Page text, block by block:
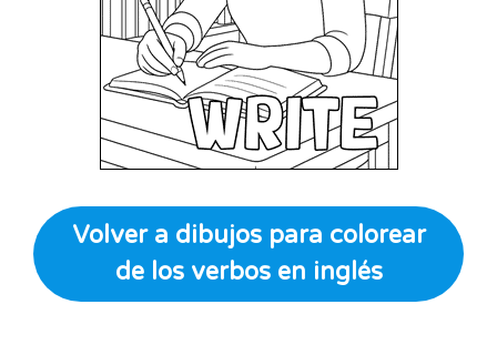
Volver a dibujos para colorear
de los verbos en inglés